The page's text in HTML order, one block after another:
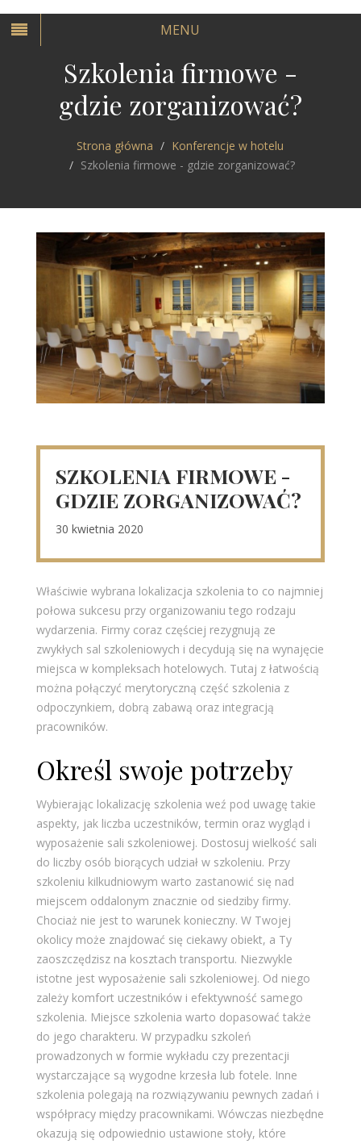
MENU
Szkolenia firmowe -
gdzie zorganizować?
Strona główna
Konferencje w hotelu
Szkolenia firmowe - gdzie zorganizować?
SZKOLENIA FIRMOWE -
GDZIE ZORGANIZOWAĆ?
30 kwietnia 2020
Właściwie wybrana lokalizacja szkolenia to co najmniej
połowa sukcesu przy organizowaniu tego rodzaju
wydarzenia. Firmy coraz częściej rezygnują ze
zwykłych sal szkoleniowych i decydują się na wynajęcie
miejsca w kompleksach hotelowych. Tutaj z łatwością
można połączyć merytoryczną część szkolenia z
odpoczynkiem, dobrą zabawą oraz integracją
pracowników.
Określ swoje potrzeby
Wybierając lokalizację szkolenia weź pod uwagę takie
aspekty, jak liczba uczestników, termin oraz wygląd i
wyposażenie sali szkoleniowej. Dostosuj wielkość sali
do liczby osób biorących udział w szkoleniu. Przy
szkoleniu kilkudniowym warto zastanowić się nad
miejscem oddalonym znacznie od siedziby firmy.
Chociaż nie jest to warunek konieczny. W Twojej
okolicy może znajdować się ciekawy obiekt, a Ty
zaoszczędzisz na kosztach transportu. Niezwykle
istotne jest wyposażenie sali szkoleniowej. Od niego
zależy komfort uczestników i efektywność samego
szkolenia. Miejsce szkolenia warto dopasować także
do jego charakteru. W przypadku szkoleń
prowadzonych w formie wykładu czy prezentacji
wystarczające są wygodne krzesła lub fotele. Inne
szkolenia polegają na rozwiązywaniu pewnych zadań i
współpracy między pracownikami. Wówczas niezbędne
okazują się odpowiednio ustawione stoły, które